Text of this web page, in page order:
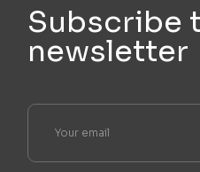
Subscribe
newsletter